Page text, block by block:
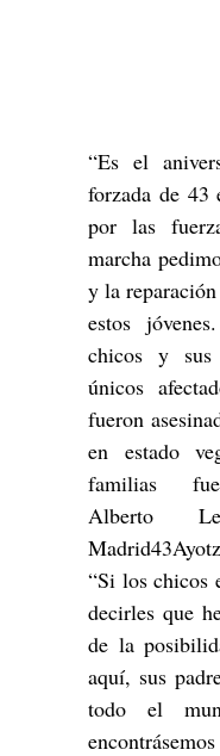
“Es el
forzada de 43
por las
marcha
y la
estos
chicos y
únicos
fueron
en estado
familias
Alberto
“Si los chicos
decirles que
de la
aquí, sus
todo el